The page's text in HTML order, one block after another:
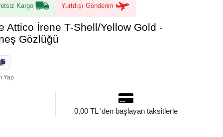
Kargo Yurtdışı Gönderim
Attico İrene T-Shell/Yellow Gold -
Gözlüğü
Yap
0,00 TL 'den başlayan taksitlerle